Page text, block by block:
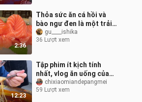
2:36
Thỏa sức ăn cá hồi và
bào ngư đen là một trải
nghiệm như thế nào?
gu____ishika
36 Lượt xem
12:23
Tập phim ít kịch tính
nhất, vlog ăn uống của
thầy Tăng Phi với hai cân
mì gạo và hai bát mì
chixiaomiandepangmei
59 Lượt xem